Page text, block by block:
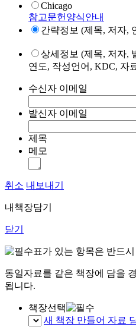
Chicago
참고문헌양식안내
간략정보 (제목, 저자,
상세정보 (제목, 저자,
연도, 작성언어, KDC, 자
수신자 이메일
발신자 이메일
제목
메모
취소 내보내기
내책장담기
닫기
표가 있는 항목은 반드
동일자료를 같은 책장에 담을
됩니다.
책장선택
새 책장 만들어 자료